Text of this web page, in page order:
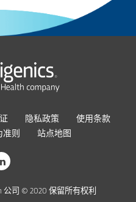
隐私政策
使用条款
准则 站点地图
公司 © 2020 保留所有权利